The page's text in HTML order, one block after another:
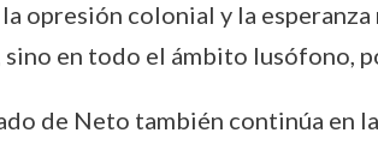
opresión colonial y la
sino en todo el ámbito
de Neto también continúa en